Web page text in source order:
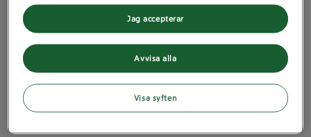
Avvisa alla
Jag accepterar
Visa syften